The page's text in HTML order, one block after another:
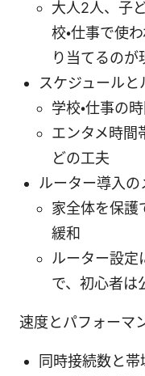
大人2人、子
校・仕事で使
り当てるのが
スケジュールと
学校・仕事の
エンタメ時間
どの工夫
ルーター導入
家全体を保護
緩和
ルーター設定
で、初心者は
速度とパフォーマ
同時接続数と帯